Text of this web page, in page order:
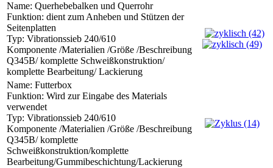
Name: Querhebebalken und Querrohr
Funktion: dient zum Anheben und Stützen der
Seitenplatten
Typ: Vibrationssieb 240/610
Komponente /Materialien /Größe /Beschreibung
Q345B/ komplette Schweißkonstruktion/
komplette Bearbeitung/ Lackierung
Name: Futterbox
Funktion: Wird zur Eingabe des Materials
verwendet
Typ: Vibrationssieb 240/610
Komponente /Materialien /Größe /Beschreibung
Q345B/ komplette
Schweißkonstruktion/komplette
Bearbeitung/Gummibeschichtung/Lackierung